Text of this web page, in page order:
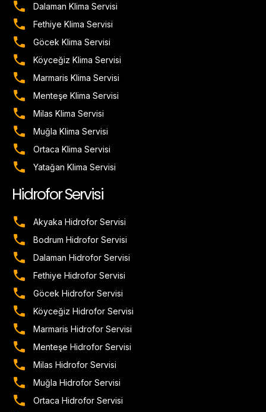
Dalaman Klima Servisi
Fethiye Klima Servisi
Göcek Klima Servisi
Köyceğiz Klima Servisi
Marmaris Klima Servisi
Menteşe Klima Servisi
Milas Klima Servisi
Muğla Klima Servisi
Ortaca Klima Servisi
Yatağan Klima Servisi
Hidrofor Servisi
Akyaka Hidrofor Servisi
Bodrum Hidrofor Servisi
Dalaman Hidrofor Servisi
Fethiye Hidrofor Servisi
Göcek Hidrofor Servisi
Köyceğiz Hidrofor Servisi
Marmaris Hidrofor Servisi
Menteşe Hidrofor Servisi
Milas Hidrofor Servisi
Muğla Hidrofor Servisi
Ortaca Hidrofor Servisi